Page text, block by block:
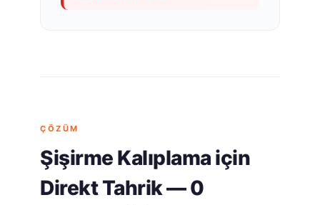
ÇÖZÜM
Şişirme Kalıplama için
Direkt Tahrik — 0